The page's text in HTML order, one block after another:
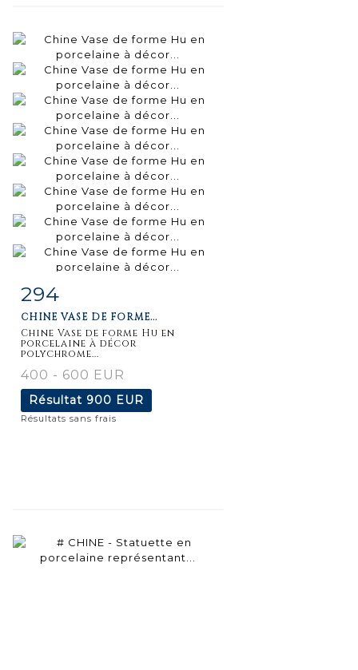
Fiche
détaillée
294
CHINE VASE DE FORME...
Chine Vase de forme Hu en
porcelaine à décor
polychrome...
400 - 600 EUR
Résultat 900 EUR
Résultats sans frais